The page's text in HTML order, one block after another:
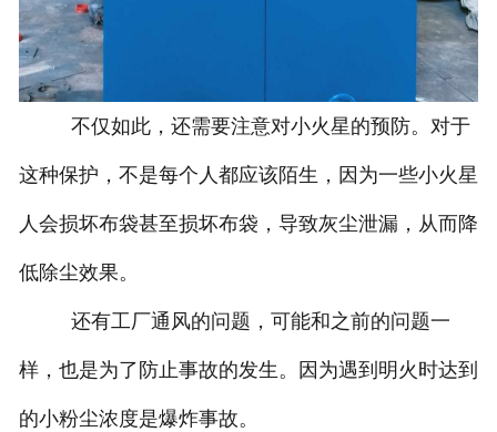
不仅如此，还需要注意对小火星的预防。对于
这种保护，不是每个人都应该陌生，因为一些小火星
人会损坏布袋甚至损坏布袋，导致灰尘泄漏，从而降
低除尘效果。
还有工厂通风的问题，可能和之前的问题一
样，也是为了防止事故的发生。因为遇到明火时达到
的小粉尘浓度是爆炸事故。